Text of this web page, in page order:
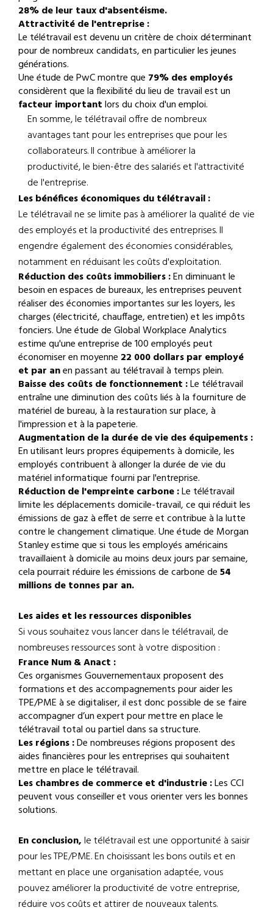
28% de leur taux d'absentéisme.
Attractivité de l'entreprise :
Le télétravail est devenu un critère de choix déterminant
pour de nombreux candidats, en particulier les jeunes
générations.
Une étude de PwC montre que 79% des employés
considèrent que la flexibilité du lieu de travail est un
facteur importantlors du choix d'un emploi.
En somme, le télétravail offre de nombreux
avantages tant pour les entreprises que pour les
collaborateurs. Il contribue à améliorer la
productivité, le bien-être des salariés et l'attractivité
de l'entreprise.
Les bénéfices économiques du télétravail :
Le télétravail ne se limite pas à améliorer la qualité de vie
des employés et la productivité des entreprises. Il
engendre également des économies considérables,
notamment en réduisant les coûts d'exploitation.
Réduction des coûts immobiliers :En diminuant le
besoin en espaces de bureaux, les entreprises peuvent
réaliser des économies importantes sur les loyers, les
charges (électricité, chauffage, entretien) et les impôts
fonciers. Une étude de Global Workplace Analytics
estime qu'une entreprise de 100 employés peut
économiser en moyenne 22 000 dollars par employé
et par anen passant au télétravail à temps plein.
Baisse des coûts de fonctionnement :Le télétravail
entraîne une diminution des coûts liés à la fourniture de
matériel de bureau, à la restauration sur place, à
l'impression et à la papeterie.
Augmentation de la durée de vie des équipements :
En utilisant leurs propres équipements à domicile, les
employés contribuent à allonger la durée de vie du
matériel informatique fourni par l'entreprise.
Réduction de l'empreinte carbone :Le télétravail
limite les déplacements domicile-travail, ce qui réduit les
émissions de gaz à effet de serre et contribue à la lutte
contre le changement climatique. Une étude de Morgan
Stanley estime que si tous les employés américains
travaillaient à domicile au moins deux jours par semaine,
cela pourrait réduire les émissions de carbone de54
millions de tonnes par an.
Les aides et les ressources disponibles
Si vous souhaitez vous lancer dans le télétravail, de
nombreuses ressources sont à votre disposition :
France Num & Anact :
Ces organismes Gouvernementaux proposent des
formations et des accompagnements pour aider les
TPE/PME à se digitaliser, il est donc possible de se faire
accompagner d’un expert pour mettre en place le
télétravail total ou partiel dans sa structure.
Les régions :De nombreuses régions proposent des
aides financières pour les entreprises qui souhaitent
mettre en place le télétravail.
Les chambres de commerce et d'industrie :Les CCI
peuvent vous conseiller et vous orienter vers les bonnes
solutions.
En conclusion,le télétravail est une opportunité à saisir
pour les TPE/PME. En choisissant les bons outils et en
mettant en place une organisation adaptée, vous
pouvez améliorer la productivité de votre entreprise,
réduire vos coûts et attirer de nouveaux talents.